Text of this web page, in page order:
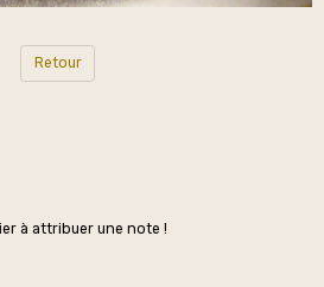
Retour
à attribuer une note !